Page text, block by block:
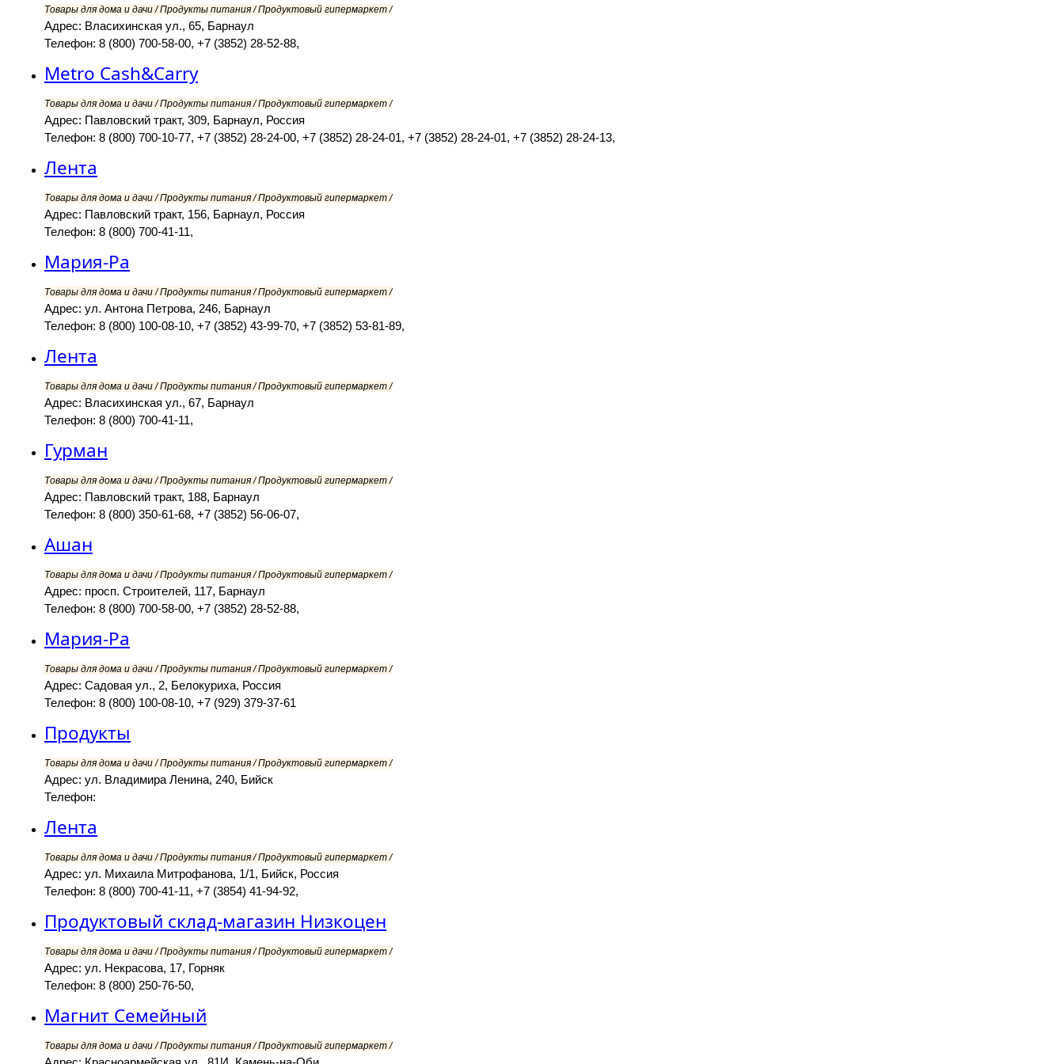
Товары для дома и дачи / Продукты питания / Продуктовый гипермаркет /
Адрес: Власихинская ул., 65, Барнаул
Телефон: 8 (800) 700-58-00, +7 (3852) 28-52-88,
Metro Cash&Carry
Товары для дома и дачи / Продукты питания / Продуктовый гипермаркет /
Адрес: Павловский тракт, 309, Барнаул, Россия
Телефон: 8 (800) 700-10-77, +7 (3852) 28-24-00, +7 (3852) 28-24-01, +7 (3852) 28-24-01, +7 (3852) 28-24-13,
Лента
Товары для дома и дачи / Продукты питания / Продуктовый гипермаркет /
Адрес: Павловский тракт, 156, Барнаул, Россия
Телефон: 8 (800) 700-41-11,
Мария-Ра
Товары для дома и дачи / Продукты питания / Продуктовый гипермаркет /
Адрес: ул. Антона Петрова, 246, Барнаул
Телефон: 8 (800) 100-08-10, +7 (3852) 43-99-70, +7 (3852) 53-81-89,
Лента
Товары для дома и дачи / Продукты питания / Продуктовый гипермаркет /
Адрес: Власихинская ул., 67, Барнаул
Телефон: 8 (800) 700-41-11,
Гурман
Товары для дома и дачи / Продукты питания / Продуктовый гипермаркет /
Адрес: Павловский тракт, 188, Барнаул
Телефон: 8 (800) 350-61-68, +7 (3852) 56-06-07,
Ашан
Товары для дома и дачи / Продукты питания / Продуктовый гипермаркет /
Адрес: просп. Строителей, 117, Барнаул
Телефон: 8 (800) 700-58-00, +7 (3852) 28-52-88,
Мария-Ра
Товары для дома и дачи / Продукты питания / Продуктовый гипермаркет /
Адрес: Садовая ул., 2, Белокуриха, Россия
Телефон: 8 (800) 100-08-10, +7 (929) 379-37-61
Продукты
Товары для дома и дачи / Продукты питания / Продуктовый гипермаркет /
Адрес: ул. Владимира Ленина, 240, Бийск
Телефон:
Лента
Товары для дома и дачи / Продукты питания / Продуктовый гипермаркет /
Адрес: ул. Михаила Митрофанова, 1/1, Бийск, Россия
Телефон: 8 (800) 700-41-11, +7 (3854) 41-94-92,
Продуктовый склад-магазин Низкоцен
Товары для дома и дачи / Продукты питания / Продуктовый гипермаркет /
Адрес: ул. Некрасова, 17, Горняк
Телефон: 8 (800) 250-76-50,
Магнит Семейный
Товары для дома и дачи / Продукты питания / Продуктовый гипермаркет /